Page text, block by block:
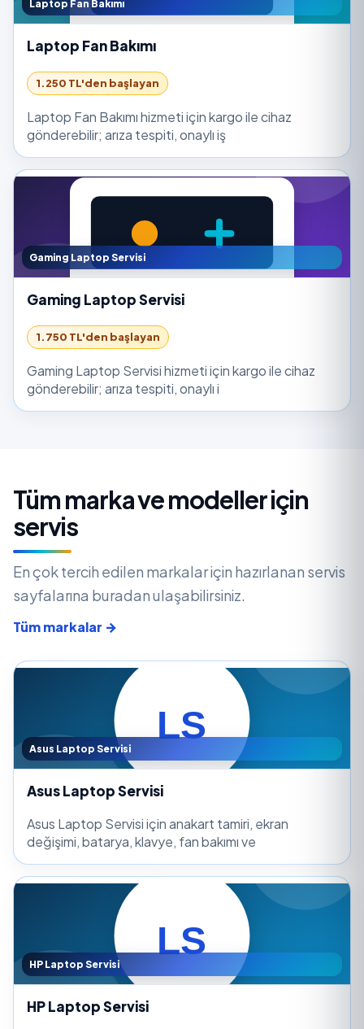
Laptop Fan Bakımı
Laptop Fan Bakımı
1.250 TL'den başlayan
Laptop Fan Bakımı hizmeti için kargo ile cihaz
gönderebilir; arıza tespiti, onaylı iş
Gaming Laptop Servisi
Gaming Laptop Servisi
1.750 TL'den başlayan
Gaming Laptop Servisi hizmeti için kargo ile cihaz
gönderebilir; arıza tespiti, onaylı i
Tüm marka ve modeller için
servis
En çok tercih edilen markalar için hazırlanan servis
sayfalarına buradan ulaşabilirsiniz.
Tüm markalar →
Asus Laptop Servisi
Asus Laptop Servisi
Asus Laptop Servisi için anakart tamiri, ekran
değişimi, batarya, klavye, fan bakımı ve
HP Laptop Servisi
HP Laptop Servisi